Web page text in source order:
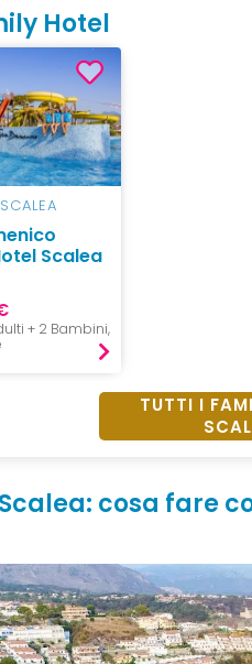
Hotel
SCALEA
Scalea
+ 2 Bambini,
TUTTI I
cosa fare